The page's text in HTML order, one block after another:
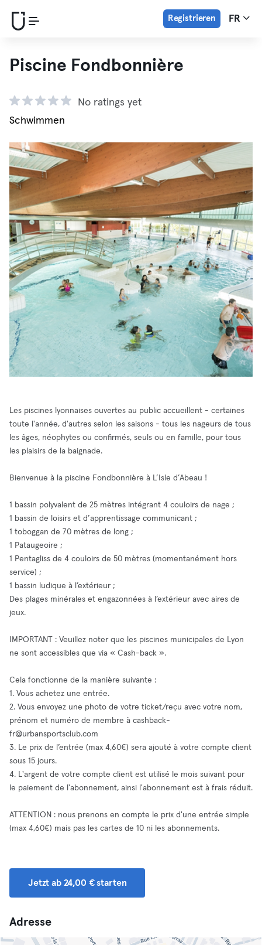
Registrieren FR
Piscine Fondbonnière
No ratings yet
Schwimmen
Les piscines lyonnaises ouvertes au public accueillent - certaines
toute l'année, d'autres selon les saisons - tous les nageurs de tous
les âges, néophytes ou confirmés, seuls ou en famille, pour tous
les plaisirs de la baignade.
Bienvenue à la piscine Fondbonnière à L’Isle d’Abeau !
1 bassin polyvalent de 25 mètres intégrant 4 couloirs de nage ;
1 bassin de loisirs et d’apprentissage communicant ;
1 toboggan de 70 mètres de long ;
1 Pataugeoire ;
1 Pentagliss de 4 couloirs de 50 mètres (momentanément hors
service) ;
1 bassin ludique à l’extérieur ;
Des plages minérales et engazonnées à l’extérieur avec aires de
jeux.
IMPORTANT : Veuillez noter que les piscines municipales de Lyon
ne sont accessibles que via « Cash-back ».
Cela fonctionne de la manière suivante :
1. Vous achetez une entrée.
2. Vous envoyez une photo de votre ticket/reçu avec votre nom,
prénom et numéro de membre à cashback-
fr@urbansportsclub.com
3. Le prix de l’entrée (max 4,60€) sera ajouté à votre compte client
sous 15 jours.
4. L'argent de votre compte client est utilisé le mois suivant pour
le paiement de l'abonnement, ainsi l'abonnement est à frais réduit.
ATTENTION : nous prenons en compte le prix d'une entrée simple
(max 4,60€) mais pas les cartes de 10 ni les abonnements.
Jetzt ab 24,00 € starten
Adresse